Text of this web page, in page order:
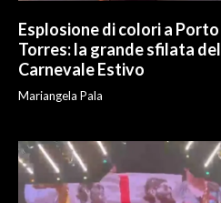
Esplosione di colori a Porto
Torres: la grande sfilata del
Carnevale Estivo
Mariangela Pala